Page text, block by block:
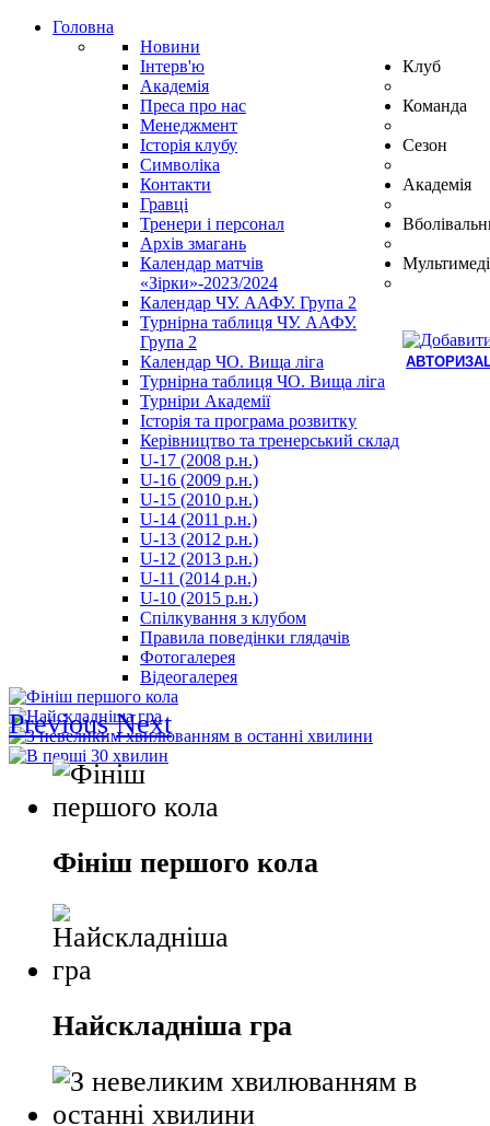
Головна
Новини
Інтерв'ю
Академія
Преса про нас
Клуб
Менеджмент
Історія клубу
Символіка
Контакти
Команда
Гравці
Тренери і персонал
Архів змагань
Сезон
Календар матчів
«Зірки»-2023/2024
Календар ЧУ. ААФУ. Група 2
Турнірна таблиця ЧУ. ААФУ.
Група 2
Календар ЧО. Вища ліга
Турнірна таблиця ЧО. Вища ліга
Академія
Турніри Академії
Історія та програма розвитку
Керівництво та тренерський склад
U-17 (2008 р.н.)
U-16 (2009 р.н.)
U-15 (2010 р.н.)
U-14 (2011 р.н.)
U-13 (2012 р.н.)
U-12 (2013 р.н.)
U-11 (2014 р.н.)
U-10 (2015 р.н.)
Спілкування з клубом
Правила поведінки глядачів
Фотогалерея
Відеогалерея
Previous Next
Фініш першого кола
Найскладніша гра